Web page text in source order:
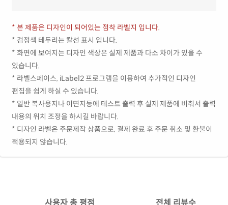
* 본 제품은 디자인이 되어있는 점착 라벨지 입니다.
* 검정색 테두리는 칼선 표시 입니다.
* 화면에 보여지는 디자인 색상은 실제 제품과 다소 차이가 있을 수
있습니다.
* 라벨스페이스, iLabel2 프로그램을 이용하여 추가적인 디자인
편집을 쉽게 하실 수 있습니다.
* 일반 복사용지나 이면지등에 테스트 출력 후 실제 제품에 비춰서 출력
내용의 위치 조정을 하시길 바랍니다.
* 디자인 라벨은 주문제작 상품으로, 결제 완료 후 주문 취소 및 환불이
적용되지 않습니다.
사용자 총 평점 전체 리뷰수